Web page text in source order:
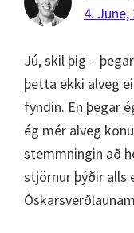
4. June,
Jú, skil þig –
þetta ekki alveg
fyndin. En þegar
ég mér alveg
stemmningin að
stjörnur þýðir alls